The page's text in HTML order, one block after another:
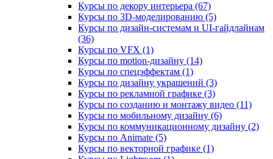
Курсы по декору интерьера (67)
Курсы по 3D‑моделированию (5)
Курсы по дизайн-системам и UI-гайдлайнам
(36)
Курсы по VFX (1)
Курсы по motion-дизайну (14)
Курсы по спецэффектам (1)
Курсы по дизайну украшений (3)
Курсы по рекламной графике (3)
Курсы по созданию и монтажу видео (11)
Курсы по мобильному дизайну (6)
Курсы по коммуникационному дизайну (2)
Курсы по Animate (5)
Курсы по векторной графике (1)